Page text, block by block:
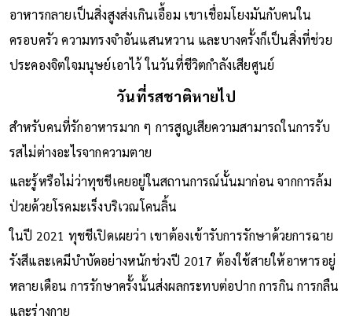
อาหาร ทำให้เมนูแต่ละจานมีความหมายลึกซึ้ง แต่ก็ไม่ได้ทำให้
อาหารกลายเป็นสิ่งสูงส่งเกินเอื้อม เขาเชื่อมโยงมันกับคนใน
ครอบครัว ความทรงจำอันแสนหวาน และบางครั้งก็เป็นสิ่งที่ช่วย
ประคองจิตใจมนุษย์เอาไว้ ในวันที่ชีวิตกำลังเสียศูนย์
วันที่รสชาติหายไป
สำหรับคนที่รักอาหารมาก ๆ การสูญเสียความสามารถในการรับ
รสไม่ต่างอะไรจากความตาย
และรู้หรือไม่ว่าทุชชีเคยอยู่ในสถานการณ์นั้นมาก่อน จากการล้ม
ป่วยด้วยโรคมะเร็งบริเวณโคนลิ้น
ในปี 2021 ทุชชีเปิดเผยว่า เขาต้องเข้ารับการรักษาด้วยการฉาย
รังสีและเคมีบำบัดอย่างหนักช่วงปี 2017 ต้องใช้สายให้อาหารอยู่
หลายเดือน การรักษาครั้งนั้นส่งผลกระทบต่อปาก การกิน การกลืน